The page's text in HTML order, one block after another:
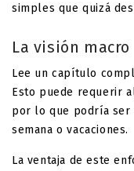
simples que quizá
La visión macro
Lee un capítulo
Esto puede requerir
por lo que podría ser
semana o vacaciones.
La ventaja de este